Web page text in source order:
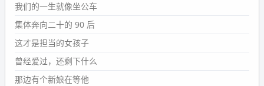
我们的一生就像坐公车
集体奔向二十的 90 后
这才是担当的女孩子
曾经爱过，还剩下什么
那边有个新娘在等他